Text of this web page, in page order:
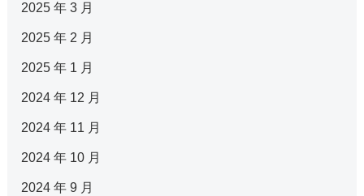
2025 年 3 月
2025 年 2 月
2025 年 1 月
2024 年 12 月
2024 年 11 月
2024 年 10 月
2024 年 9 月